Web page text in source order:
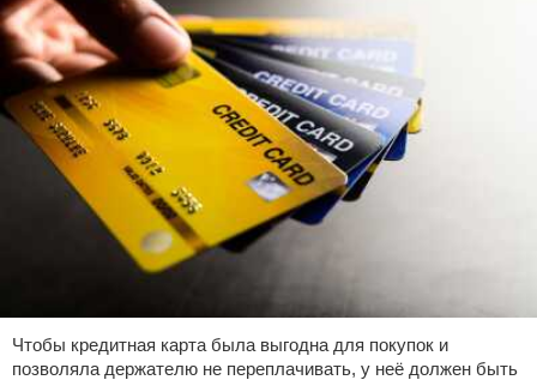
Чтобы кредитная карта была выгодна для покупок и
позволяла держателю не переплачивать, у неё должен быть